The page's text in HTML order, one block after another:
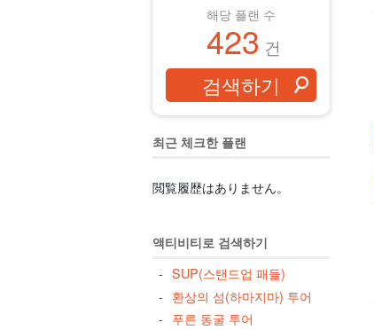
해당 플랜 수
423 건
최근 체크한 플랜
閲覧履歴はありません。
액티비티로 검색하기
SUP(스탠드업 패들)
환상의 섬(하마지마) 투어
푸른 동굴 투어